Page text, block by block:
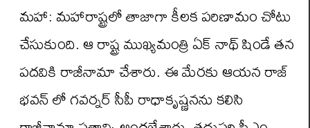
మహా: మహారాష్ట్రలో తాజాగా కీలక పరిణామం చోటు
చేసుకుంది. ఆ రాష్ట్ర ముఖ్యమంత్రి ఏక్ నాథ్ షిండే తన
పదవికి రాజీనామా చేశారు. ఈ మేరకు ఆయన రాజ్
భవన్ లో గవర్నర్ సీపీ రాధాకృష్ణనను కలిసి